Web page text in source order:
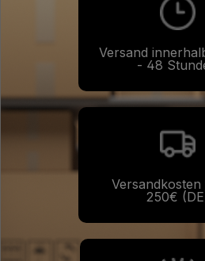
Versand
- 48
250€